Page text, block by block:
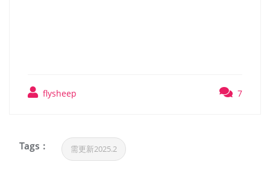
flysheep 7
Tags : 需更新2025.2